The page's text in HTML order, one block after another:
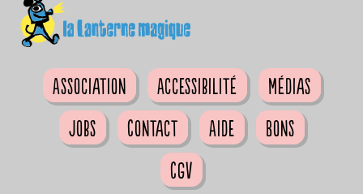
Association Accessibilité
Médias
Jobs
Contact Aide
Bons
CGV